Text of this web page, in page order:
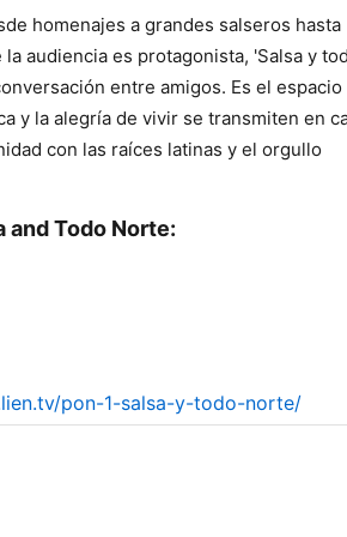
homenajes a grandes salseros hasta
audiencia es protagonista, 'Salsa y
entre amigos. Es el espacio
y la alegría de vivir se transmiten en
con las raíces latinas y el orgullo
and Todo Norte:
pon-1-salsa-y-todo-norte/